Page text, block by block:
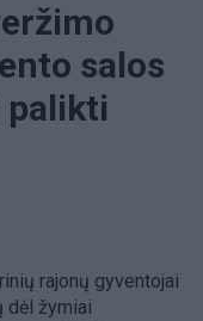
salos
palikti
rajonų gyventojai
dėl žymiai